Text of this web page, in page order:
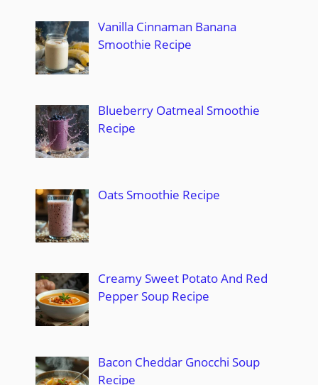
Vanilla Cinnaman Banana
Smoothie Recipe
Blueberry Oatmeal Smoothie
Recipe
Oats Smoothie Recipe
Creamy Sweet Potato And Red
Pepper Soup Recipe
Bacon Cheddar Gnocchi Soup
Recipe